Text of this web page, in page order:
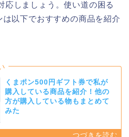
応しましょう。使い道の困る
は以下でおすすめの商品を紹介
くまポン500円ギフト券で私が
購入している商品を紹介！他の
方が購入している物もまとめて
みた